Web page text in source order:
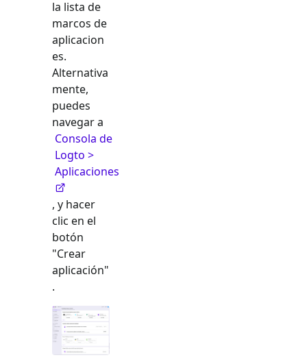
la lista de
marcos de
aplicacion
es.
Alternativa
mente,
puedes
navegar a
Consola de
Logto >
Aplicaciones
, y hacer
clic en el
botón
"Crear
aplicación"
.